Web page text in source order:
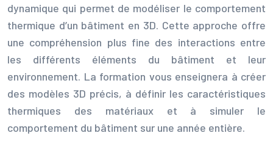
dynamique qui permet de modéliser le comportement
thermique d’un bâtiment en 3D. Cette approche offre
une compréhension plus fine des interactions entre
les différents éléments du bâtiment et leur
environnement. La formation vous enseignera à créer
des modèles 3D précis, à définir les caractéristiques
thermiques des matériaux et à simuler le
comportement du bâtiment sur une année entière.